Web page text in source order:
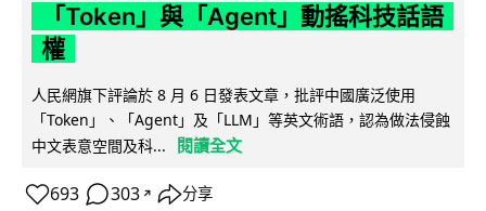
「Token」與「Agent」動搖科技話語
權
人民網旗下評論於 8 月 6 日發表文章，批評中國廣泛使用
「Token」、「Agent」及「LLM」等英文術語，認為做法侵蝕
中文表意空間及科...
閱讀全文
693 303 ↗ 分享